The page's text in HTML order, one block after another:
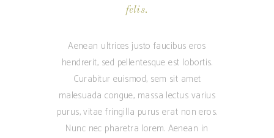
felis.
Aenean ultrices justo faucibus eros
hendrerit, sed pellentesque est lobortis.
Curabitur euismod, sem sit amet
malesuada congue, massa lectus varius
purus, vitae fringilla purus erat non eros.
Nunc nec pharetra lorem. Aenean in